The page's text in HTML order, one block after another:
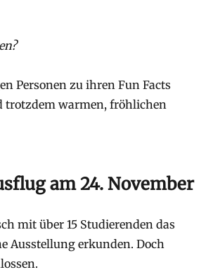
Personen zu ihren Fun Facts
trotzdem warmen, fröhlichen
am 24. November
mit über 15 Studierenden das
Ausstellung erkunden. Doch